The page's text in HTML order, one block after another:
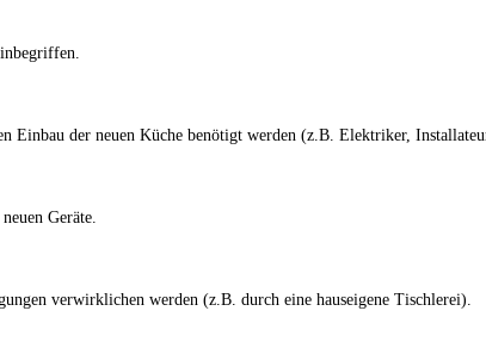
der neuen Küche benötigt werden (z.B. Elektriker,
Geräte.
verwirklichen werden (z.B. durch eine hauseigene Tischlerei).